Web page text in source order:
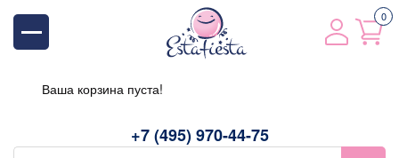
+7 (495) 970-44-75
0
Ваша корзина пуста!